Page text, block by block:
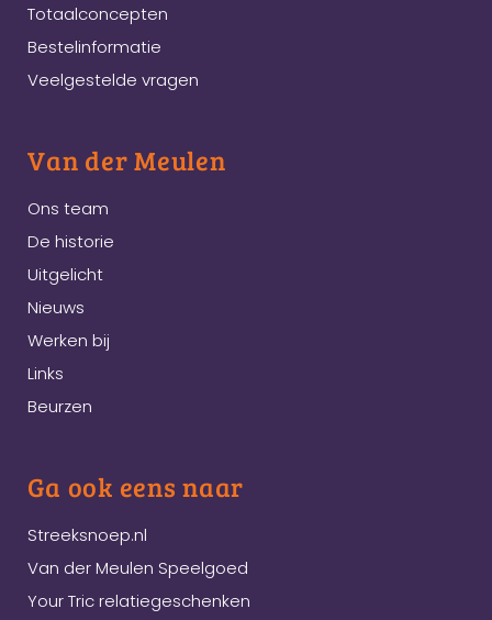
Totaalconcepten
Bestelinformatie
Veelgestelde vragen
Van der Meulen
Ons team
De historie
Uitgelicht
Nieuws
Werken bij
Links
Beurzen
Ga ook eens naar
Streeksnoep.nl
Van der Meulen Speelgoed
Your Tric relatiegeschenken